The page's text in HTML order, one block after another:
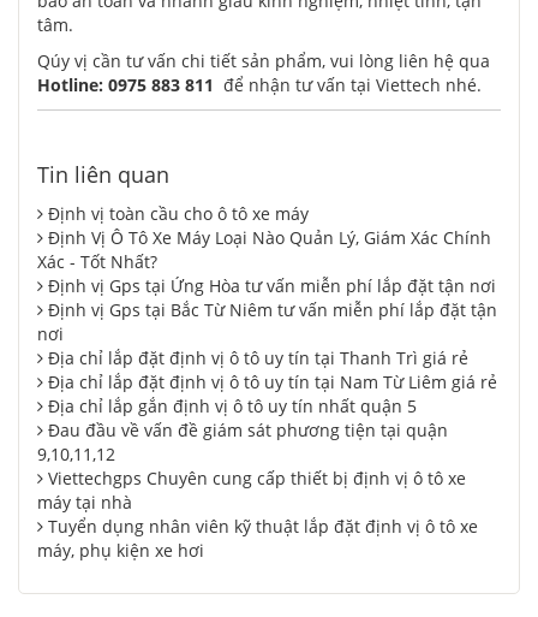
tâm.
Qúy vị cần tư vấn chi tiết sản phẩm, vui lòng liên hệ qua
Hotline: 0975 883 811 để nhận tư vấn tại Viettech nhé.
Tin liên quan
Định vị toàn cầu cho ô tô xe máy
Định Vị Ô Tô Xe Máy Loại Nào Quản Lý, Giám Xác Chính
Xác - Tốt Nhất?
Định vị Gps tại Ứng Hòa tư vấn miễn phí lắp đặt tận nơi
Định vị Gps tại Bắc Từ Niêm tư vấn miễn phí lắp đặt tận
nơi
Địa chỉ lắp đặt định vị ô tô uy tín tại Thanh Trì giá rẻ
Địa chỉ lắp đặt định vị ô tô uy tín tại Nam Từ Liêm giá rẻ
Địa chỉ lắp gắn định vị ô tô uy tín nhất quận 5
Đau đầu về vấn đề giám sát phương tiện tại quận
9,10,11,12
Viettechgps Chuyên cung cấp thiết bị định vị ô tô xe
máy tại nhà
Tuyển dụng nhân viên kỹ thuật lắp đặt định vị ô tô xe
máy, phụ kiện xe hơi